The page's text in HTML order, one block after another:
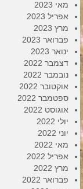
מאי 2023
אפריל 2023
מרץ 2023
פברואר 2023
ינואר 2023
דצמבר 2022
נובמבר 2022
אוקטובר 2022
ספטמבר 2022
אוגוסט 2022
יולי 2022
יוני 2022
מאי 2022
אפריל 2022
מרץ 2022
פברואר 2022